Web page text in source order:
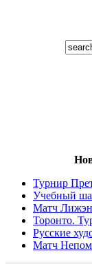
Турнир
Учебный
Матч
Торонто.
Русские
Матч